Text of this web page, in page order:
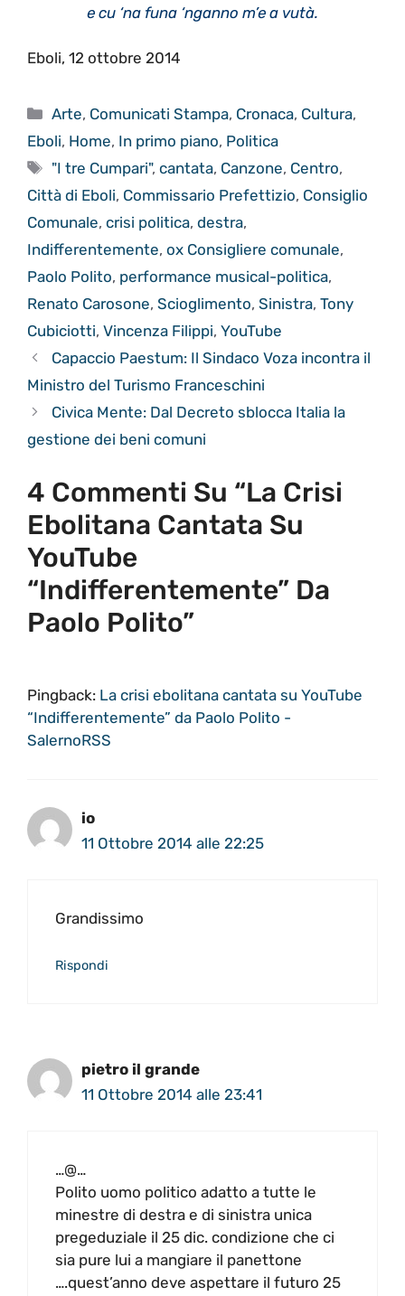
e cu ‘na funa ‘nganno m’e a vutà.
Eboli, 12 ottobre 2014
Categorie
Arte, Comunicati Stampa, Cronaca, Cultura,
Eboli, Home, In primo piano, Politica
Tag
"I tre Cumpari",cantata, Canzone, Centro,
Città di Eboli, Commissario Prefettizio, Consiglio
Comunale, crisi politica, destra,
Indifferentemente, ox Consigliere comunale,
Paolo Polito, performance musical-politica,
Renato Carosone, Scioglimento, Sinistra, Tony
Cubiciotti, Vincenza Filippi, YouTube
Capaccio Paestum: Il Sindaco Voza incontra il
Ministro del Turismo Franceschini
Civica Mente: Dal Decreto sblocca Italia la
gestione dei beni comuni
4 Commenti Su “La Crisi
Ebolitana Cantata Su
YouTube
“Indifferentemente” Da
Paolo Polito”
Pingback: La crisi ebolitana cantata su YouTube
“Indifferentemente” da Paolo Polito -
SalernoRSS
io
11 Ottobre 2014 alle 22:25
Grandissimo
Rispondi
pietro il grande
11 Ottobre 2014 alle 23:41
…@…
Polito uomo politico adatto a tutte le
minestre di destra e di sinistra unica
pregeduziale il 25 dic. condizione che ci
sia pure lui a mangiare il panettone
….quest’anno deve aspettare il futuro 25